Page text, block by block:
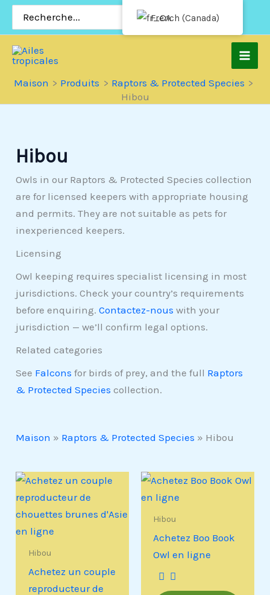
Passer
Maison Produits
Raptors & Protected Species
Hibou
Hibou
Owls in our Raptors & Protected Species collection
are for licensed keepers with appropriate housing
and permits. They are not suitable as pets for
inexperienced keepers.
Licensing
Owl keeping requires specialist licensing in most
jurisdictions. Check your country’s requirements
before enquiring.Contactez-nous with your
jurisdiction — we’ll confirm legal options.
Related categories
See Falcons for birds of prey, and the full Raptors
& Protected Species collection.
Maison » Raptors & Protected Species » Hibou
Hibou
Achetez un couple
reproducteur de
Hibou
Achetez Boo Book
Owl en ligne
French (Canada)